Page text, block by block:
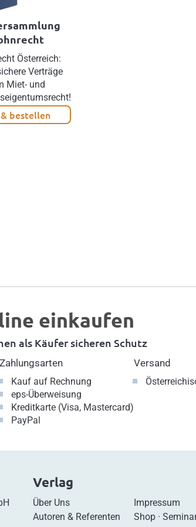
Österreich:
Verträge
Miet- und
bestellen
einkaufen
als Käufer sicheren Schutz
Zahlungsarten
Kauf auf Rechnung
eps-Überweisung
Kreditkarte (Visa, Mastercard)
PayPal
Versand
Verlag
Über Uns
Autoren & Referenten
Impressum
Shop ·